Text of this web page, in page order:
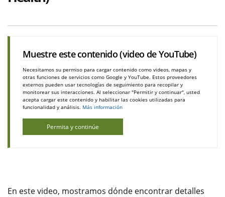
Muestre este contenido (video de YouTube)
Necesitamos su permiso para cargar contenido como videos, mapas y
otras funciones de servicios como Google y YouTube. Estos proveedores
externos pueden usar tecnologías de seguimiento para recopilar y
monitorear sus interacciones. Al seleccionar "Permitir y continuar", usted
acepta cargar este contenido y habilitar las cookies utilizadas para
funcionalidad y análisis. Más información
Permita y continúe
En este video, mostramos dónde encontrar detalles